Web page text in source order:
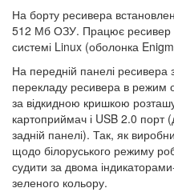
На борту ресивера
512 Мб ОЗУ. Працює ресивер
системі Linux (оболонка
На передній панелі ресивера
перекладу ресивера в режим
за відкидною кришкою
картоприймач і USB 2.0 порт
задній панелі). Так, як
щодо білоруського режиму
судити за двома
зеленого кольору.